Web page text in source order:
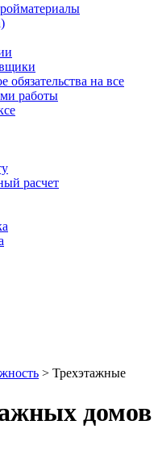
обязательства на все
работы
расчет
> Трехэтажные
домов